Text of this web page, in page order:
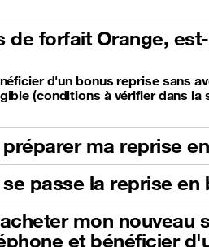
de forfait Orange,
d'un bonus reprise sans
(conditions à vérifier dans la
ma reprise
passe la reprise en
mon nouveau
et bénéficier